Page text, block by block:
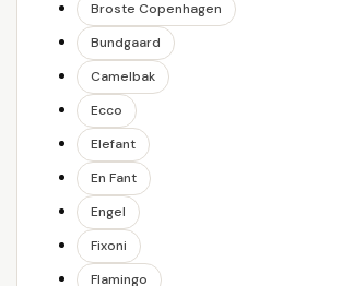
Broste Copenhagen
Bundgaard
Camelbak
Ecco
Elefant
En Fant
Engel
Fixoni
Flamingo